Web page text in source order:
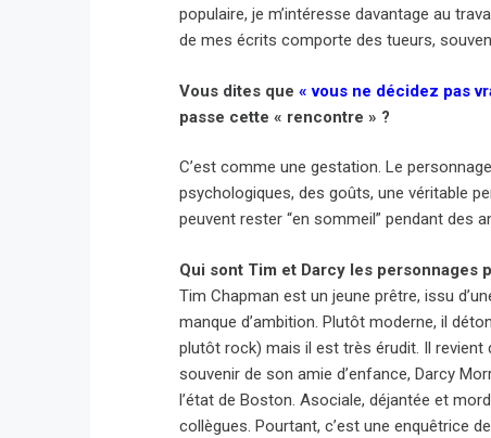
populaire, je m’intéresse davantage au
de mes écrits comporte des tueurs,
Vous dites que« vous ne décidez pas
passe cette « rencontre » ?
C’est comme une gestation. Le
psychologiques, des goûts, une véritable
peuvent rester “en sommeil” pendant des
Qui sont Tim et Darcy les personnages
Tim Chapman est un jeune prêtre, issu
manque d’ambition. Plutôt moderne, il
plutôt rock) mais il est très érudit. Il
souvenir de son amie d’enfance, Darcy
l’état de Boston. Asociale, déjantée et
collègues. Pourtant, c’est une enquêtrice